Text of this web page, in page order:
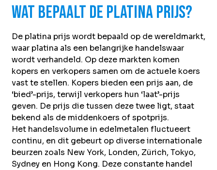
Wat bepaalt de platina prijs?
De platina prijs wordt bepaald op de wereldmarkt,
waar platina als een belangrijke handelswaar
wordt verhandeld. Op deze markten komen
kopers en verkopers samen om de actuele koers
vast te stellen. Kopers bieden een prijs aan, de
‘bied’-prijs, terwijl verkopers hun ‘laat’-prijs
geven. De prijs die tussen deze twee ligt, staat
bekend als de middenkoers of spotprijs.
Het handelsvolume in edelmetalen fluctueert
continu, en dit gebeurt op diverse internationale
beurzen zoals New York, Londen, Zürich, Tokyo,
Sydney en Hong Kong. Deze constante handel